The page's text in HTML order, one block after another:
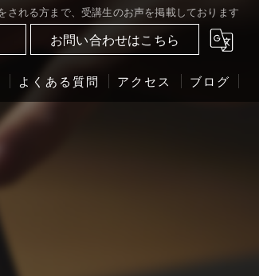
れる方まで、受講生のお声を掲載しております
お問い合わせはこちら
よくある質問 アクセス ブログ